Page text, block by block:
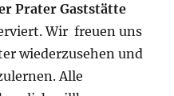
Prater Gaststätte
Wir freuen uns
wiederzusehen und
Alle